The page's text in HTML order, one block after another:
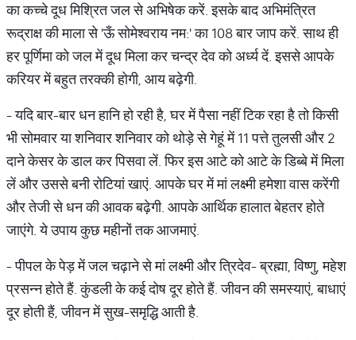
का कच्‍चे दूध मिश्रित जल से अभिषेक करें. इसके बाद अभिमंत्रित
रूद्राक्ष की माला से 'ऊँ सोमेश्वराय नम:' का 108 बार जाप करें. साथ ही
हर पूर्णिमा को जल में दूध मिला कर चन्द्र देव को अर्ध्य दें. इससे आपके
करियर में बहुत तरक्‍की होगी, आय बढ़ेगी.
- यदि बार-बार धन हानि हो रही है, घर में पैसा नहीं टिक रहा है तो किसी
भी सोमवार या शनिवार शनिवार को थोड़े से गेहूं में 11 पत्ते तुलसी और 2
दाने केसर के डाल कर पिसवा लें. फिर इस आटे को आटे के डिब्‍बे में मिला
लें और उससे बनी रोटियां खाएं. आपके घर में मां लक्ष्मी हमेशा वास करेंगी
और तेजी से धन की आवक बढ़ेगी. आपके आर्थिक हालात बेहतर होते
जाएंगे. ये उपाय कुछ महीनों तक आजमाएं.
- पीपल के पेड़ में जल चढ़ाने से मां लक्ष्‍मी और त्रिदेव- ब्रह्मा, विष्‍णु, महेश
प्रसन्‍न होते हैं. कुंडली के कई दोष दूर होते हैं. जीवन की समस्‍याएं, बाधाएं
दूर होती हैं, जीवन में सुख-समृद्धि आती है.